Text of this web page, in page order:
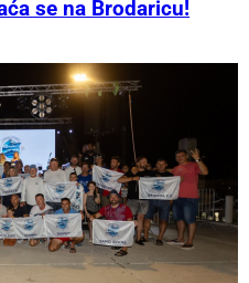
se na Brodaricu!